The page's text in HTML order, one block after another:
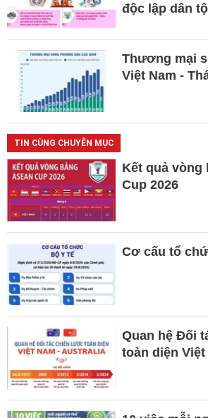
độc lập dân
Thương mại
Việt Nam -
TIN CÙNG CHUYÊN MỤC
Kết quả vòng
Cup 2026
Cơ cấu tổ
Quan hệ Đối
toàn diện